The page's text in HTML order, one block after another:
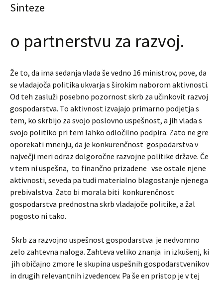
Sinteze
o partnerstvu za razvoj.
Že to, da ima sedanja vlada še vedno 16 ministrov, pove, da
se vladajoča politika ukvarja s širokim naborom aktivnosti.
Od teh zasluži posebno pozornost skrb za učinkovit razvoj
gospodarstva. To aktivnost izvajajo primarno podjetja s
tem, ko skrbijo za svojo poslovno uspešnost, a jih vlada s
svojo politiko pri tem lahko odločilno podpira. Zato ne gre
oporekati mnenju, da je konkurenčnost gospodarstva v
največji meri odraz dolgoročne razvojne politike države. Če
v tem ni uspešna, to finančno prizadene vse ostale njene
aktivnosti, seveda pa tudi materialno blagostanje njenega
prebivalstva. Zato bi morala biti konkurenčnost
gospodarstva prednostna skrb vladajoče politike, a žal
pogosto ni tako.
Skrb za razvojno uspešnost gospodarstva je nedvomno
zelo zahtevna naloga. Zahteva veliko znanja in izkušenj, ki
jih običajno zmore le skupina uspešnih gospodarstvenikov
in drugih relevantnih izvedencev. Pa še en pristop je v tej